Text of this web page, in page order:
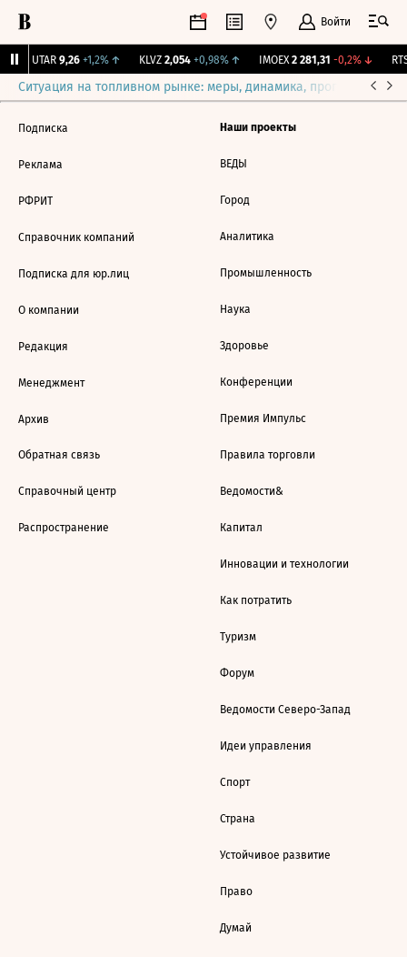
Войти
UTAR 9,26 +1,2%↑ KLVZ 2,054 +0,98%↑ IMOEX 2 281,31 -0,2%↓ RTSI
Ситуация на топливном рынке: меры, динамика, прогнозы
Подписка
Реклама
РФРИТ
Справочник компаний
Подписка для юр.лиц
О компании
Редакция
Менеджмент
Архив
Обратная связь
Справочный центр
Распространение
Наши проекты
ВЕДЫ
Город
Аналитика
Промышленность
Наука
Здоровье
Конференции
Премия Импульс
Правила торговли
Ведомости&
Капитал
Инновации и технологии
Как потратить
Туризм
Форум
Ведомости Северо-Запад
Идеи управления
Спорт
Страна
Устойчивое развитие
Право
Думай